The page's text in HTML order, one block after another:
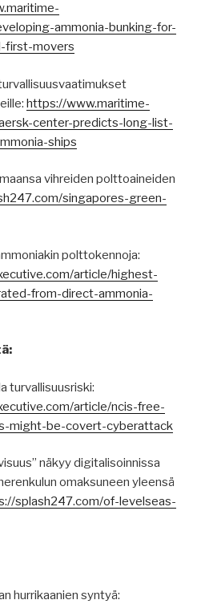
ammonia-bunking-for-
first-movers
https://www.maritime-
center-predicts-long-list-
ships
vihreiden polttoaineiden
singapores-green-
polttokennoja:
article/highest-
from-direct-ammonia-
turvallisuusriski:
article/ncis-free-
might-be-covert-cyberattack
näkyy digitalisoinnissa
omaksuneen yleensä
splash247.com/of-levelseas-
hurrikaanien syntyä: